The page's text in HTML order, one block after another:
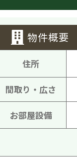
物件概要
住所
間取り・広さ
お部屋設備